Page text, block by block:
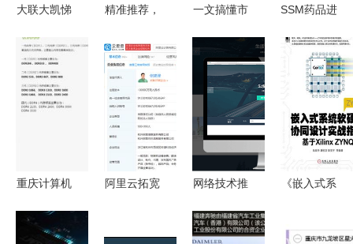
大联大凯悌
功能平板电
脑参考设计
方案，助力
与销售升级
精准推荐，
——重庆某
科技公司电
脑销售情景
对话
一文搞懂市
本电脑
CPU，兼谈
重庆计算机
软硬件研发
与销售
SSM药品进
库存信息管
理系统 重
硬件研发与
销售实战指
南
重庆计算机
及销售 给
阿里云拓宽
网络技术推
务 重庆地
《嵌入式系
同设计实战